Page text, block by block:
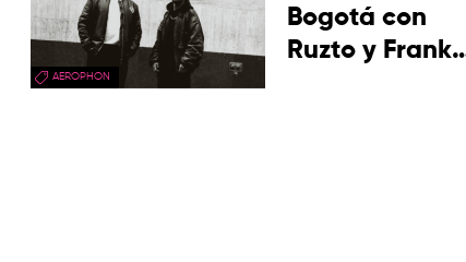
AEROPHON
Bogotá con
Ruzto y Frank